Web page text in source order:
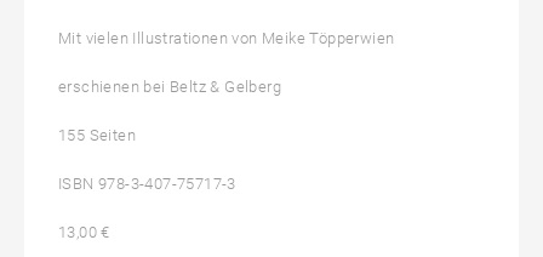
Mit vielen Illustrationen von Meike Töpperwien
erschienen bei Beltz & Gelberg
155 Seiten
ISBN 978-3-407-75717-3
13,00 €